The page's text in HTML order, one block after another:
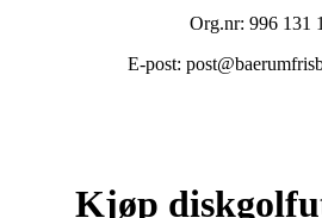
Org.nr: 996 131
E-post:
Kjøp